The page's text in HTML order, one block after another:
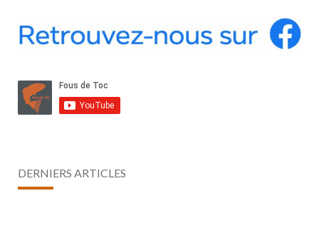
DERNIERS ARTICLES